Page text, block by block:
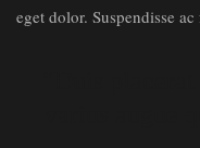
eget dolor. Suspendisse